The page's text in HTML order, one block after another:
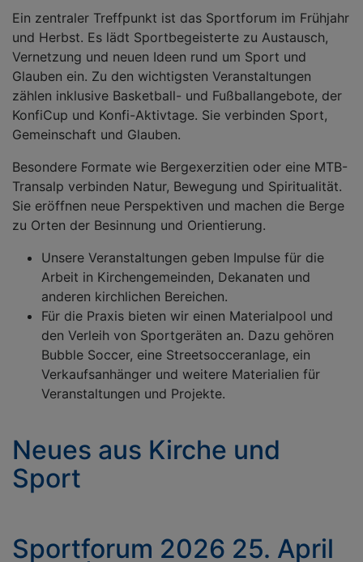
Ein zentraler Treffpunkt ist das Sportforum im Frühjahr
und Herbst. Es lädt Sportbegeisterte zu Austausch,
Vernetzung und neuen Ideen rund um Sport und
Glauben ein. Zu den wichtigsten Veranstaltungen
zählen inklusive Basketball- und Fußballangebote, der
KonfiCup und Konfi-Aktivtage. Sie verbinden Sport,
Gemeinschaft und Glauben.
Besondere Formate wie Bergexerzitien oder eine MTB-
Transalp verbinden Natur, Bewegung und Spiritualität.
Sie eröffnen neue Perspektiven und machen die Berge
zu Orten der Besinnung und Orientierung.
Unsere Veranstaltungen geben Impulse für die
Arbeit in Kirchengemeinden, Dekanaten und
anderen kirchlichen Bereichen.
Für die Praxis bieten wir einen Materialpool und
den Verleih von Sportgeräten an. Dazu gehören
Bubble Soccer, eine Streetsocceranlage, ein
Verkaufsanhänger und weitere Materialien für
Veranstaltungen und Projekte.
Neues aus Kirche und
Sport
Sportforum 2026 25. April